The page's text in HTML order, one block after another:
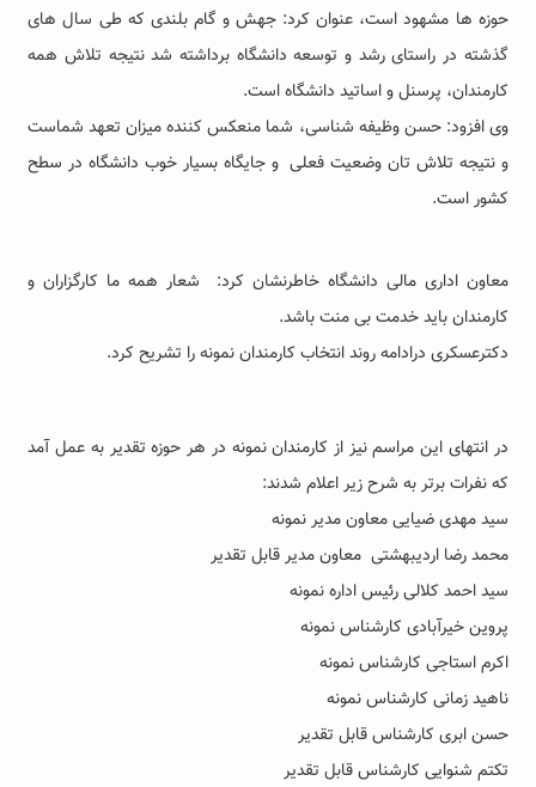
حوزه ها مشهود است، عنوان کرد: جهش و گام بلندی که طی سال های
گذشته در راستای رشد و توسعه دانشگاه برداشته شد نتیجه تلاش همه
کارمندان، پرسنل و اساتید دانشگاه است.
وی افزود: حسن وظیفه شناسی، شما منعکس کننده میزان تعهد شماست
و نتیجه تلاش تان وضعیت فعلی و جایگاه بسیار خوب دانشگاه در سطح
کشور است.
معاون اداری مالی دانشگاه خاطرنشان کرد: شعار همه ما کارگزاران و
کارمندان باید خدمت بی منت باشد.
دکترعسکری درادامه روند انتخاب کارمندان نمونه را تشریح کرد.
در انتهای این مراسم نیز از کارمندان نمونه در هر حوزه تقدیر به عمل آمد
که نفرات برتر به شرح زیر اعلام شدند:
سید مهدی ضیایی معاون مدیر نمونه
محمد رضا اردیبهشتی معاون مدیر قابل تقدیر
سید احمد کلالی رئیس اداره نمونه
پروین خیرآبادی کارشناس نمونه
اکرم استاجی کارشناس نمونه
ناهید زمانی کارشناس نمونه
حسن ابری کارشناس قابل تقدیر
تکتم شنوایی کارشناس قابل تقدیر